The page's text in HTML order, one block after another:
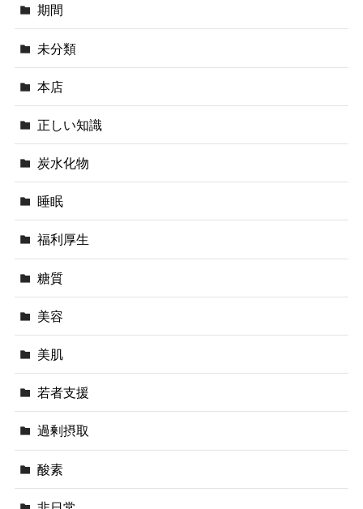
期間
未分類
本店
正しい知識
炭水化物
睡眠
福利厚生
糖質
美容
美肌
若者支援
過剰摂取
酸素